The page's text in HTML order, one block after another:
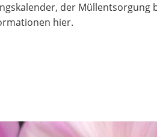
der Müllentsorgung
hier.